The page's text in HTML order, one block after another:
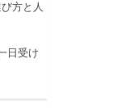
方と人
日受け